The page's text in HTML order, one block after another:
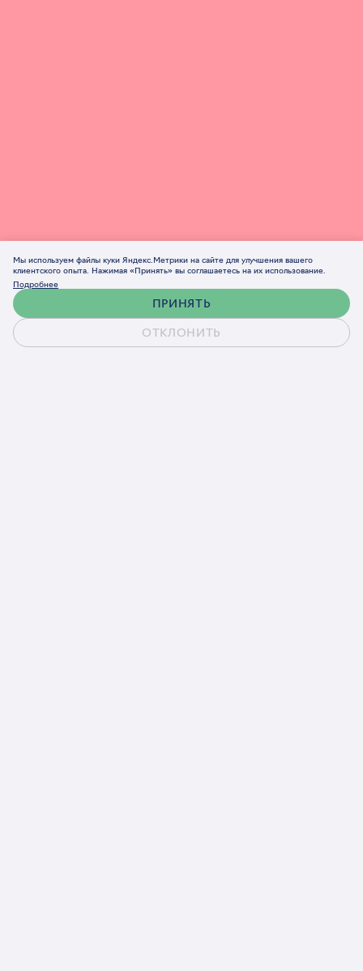
Обсудить проект
Мы используем файлы куки Яндекс.Метрики на сайте для улучшения вашего
клиентского опыта. Нажимая «Принять» вы соглашаетесь на их использование.
Подробнее
ПРИНЯТЬ
ОТКЛОНИТЬ